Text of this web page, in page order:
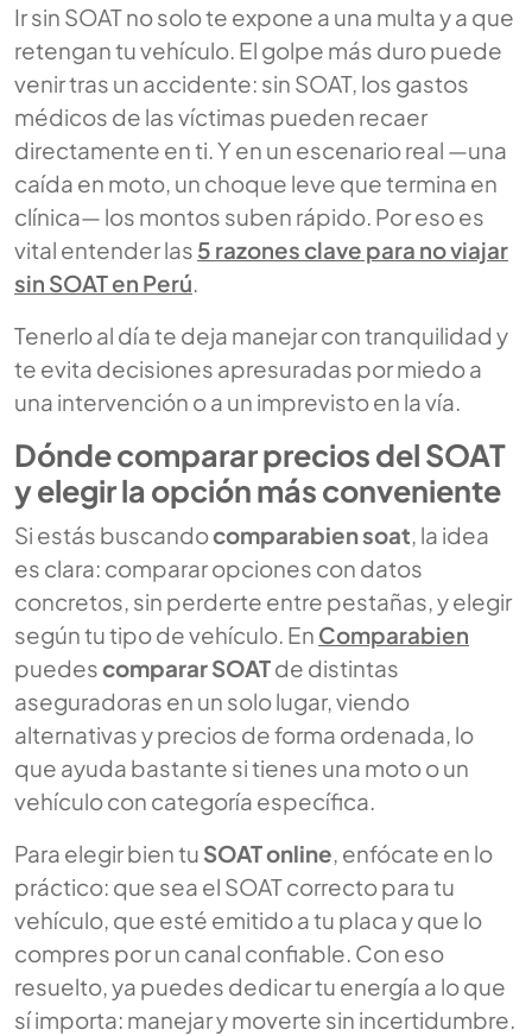
Ir sin SOAT no solo te expone a una multa y a que
retengan tu vehículo. El golpe más duro puede
venir tras un accidente: sin SOAT, los gastos
médicos de las víctimas pueden recaer
directamente en ti. Y en un escenario real —una
caída en moto, un choque leve que termina en
clínica— los montos suben rápido. Por eso es
vital entender las 5 razones clave para no viajar
sin SOAT en Perú.
Tenerlo al día te deja manejar con tranquilidad y
te evita decisiones apresuradas por miedo a
una intervención o a un imprevisto en la vía.
Dónde comparar precios del SOAT
y elegir la opción más conveniente
Si estás buscandocomparabien soat, la idea
es clara: comparar opciones con datos
concretos, sin perderte entre pestañas, y elegir
según tu tipo de vehículo. En Comparabien
puedescomparar SOATde distintas
aseguradoras en un solo lugar, viendo
alternativas y precios de forma ordenada, lo
que ayuda bastante si tienes una moto o un
vehículo con categoría específica.
Para elegir bien tu SOAT online, enfócate en lo
práctico: que sea el SOAT correcto para tu
vehículo, que esté emitido a tu placa y que lo
compres por un canal confiable. Con eso
resuelto, ya puedes dedicar tu energía a lo que
sí importa: manejar y moverte sin incertidumbre.